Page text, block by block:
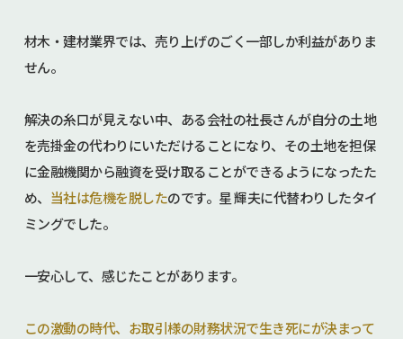
材木・建材業界では、売り上げのごく一部しか利益がありま
せん。
解決の糸口が見えない中、ある会社の社長さんが自分の土地
を売掛金の代わりにいただけることになり、その土地を担保
に金融機関から融資を受け取ることができるようになったた
め、 当社は危機を脱したのです。星 輝夫に代替わりしたタイ
ミングでした。
一安心して、感じたことがあります。
この激動の時代、お取引様の財務状況で生き死にが決まって